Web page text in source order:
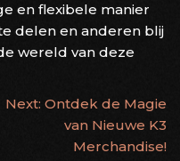
en flexibele manier
delen en anderen blij
wereld van deze
Next: Ontdek de Magie
van Nieuwe K3
Merchandise!